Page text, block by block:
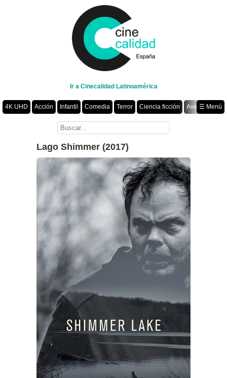
Ir a Cinecalidad Latinoamérica
4K UHD Acción Infantil Comedia Terror Ciencia ficción
Aventura
Romance Fantasía Drama Animación Crimen
☰ Menú
Lago Shimmer (2017)